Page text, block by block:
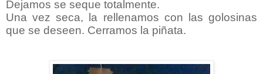
Dejamos se seque totalmente.
Una vez seca, la rellenamos con las golosinas
que se deseen. Cerramos la piñata.